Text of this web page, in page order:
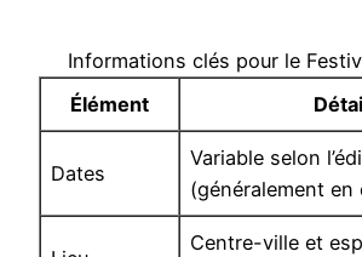
Informations clés pour le
Élément
Dates
Variable selon
(généralement en
Centre-ville et